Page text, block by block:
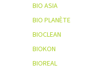
BIO ASIA
BIO PLANÈTE
BIOCLEAN
BIOKON
BIOREAL